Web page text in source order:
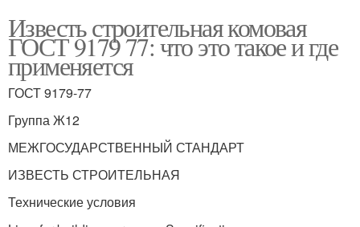
Известь строительная комовая
ГОСТ 9179 77: что это такое и где
применяется
ГОСТ 9179-77
Группа Ж12
МЕЖГОСУДАРСТВЕННЫЙ СТАНДАРТ
ИЗВЕСТЬ СТРОИТЕЛЬНАЯ
Технические условия